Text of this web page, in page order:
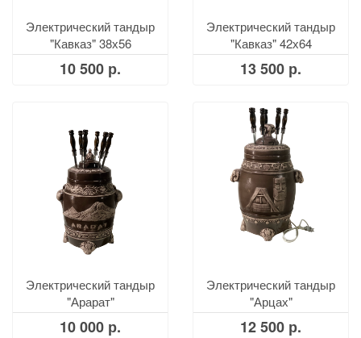
Электрический тандыр
"Кавказ" 38х56
10 500 р.
Электрический тандыр
"Кавказ" 42х64
13 500 р.
Электрический тандыр
"Арарат"
10 000 р.
Электрический тандыр
"Арцах"
12 500 р.